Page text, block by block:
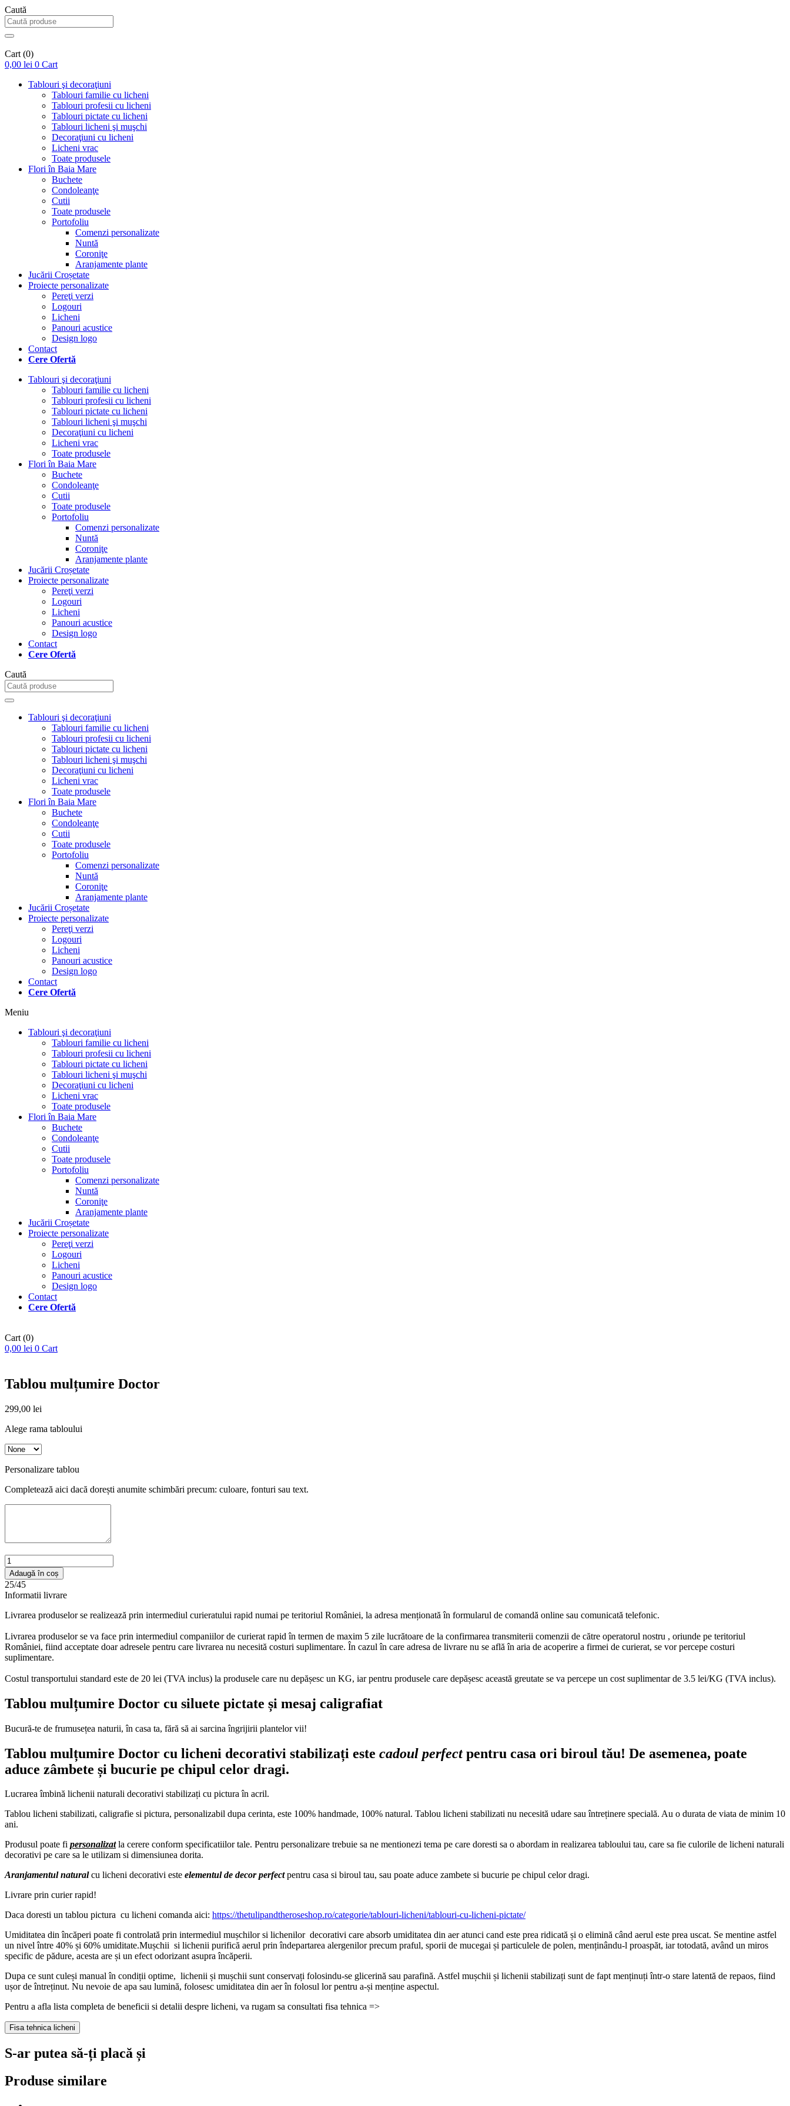
Caută
Cart (0)
0,00 lei 0 Cart
Tablouri şi decoraţiuni
Tablouri familie cu licheni
Tablouri profesii cu licheni
Tablouri pictate cu licheni
Tablouri licheni şi muşchi
Decoraţiuni cu licheni
Licheni vrac
Toate produsele
Flori în Baia Mare
Buchete
Condoleanţe
Cutii
Toate produsele
Portofoliu
Comenzi personalizate
Nuntă
Coroniţe
Aranjamente plante
Jucării Croșetate
Proiecte personalizate
Pereţi verzi
Logouri
Licheni
Panouri acustice
Design logo
Contact
Cere Ofertă
Tablouri şi decoraţiuni
Tablouri familie cu licheni
Tablouri profesii cu licheni
Tablouri pictate cu licheni
Tablouri licheni şi muşchi
Decoraţiuni cu licheni
Licheni vrac
Toate produsele
Flori în Baia Mare
Buchete
Condoleanţe
Cutii
Toate produsele
Portofoliu
Comenzi personalizate
Nuntă
Coroniţe
Aranjamente plante
Jucării Croșetate
Proiecte personalizate
Pereţi verzi
Logouri
Licheni
Panouri acustice
Design logo
Contact
Cere Ofertă
Caută
Tablouri şi decoraţiuni
Tablouri familie cu licheni
Tablouri profesii cu licheni
Tablouri pictate cu licheni
Tablouri licheni şi muşchi
Decoraţiuni cu licheni
Licheni vrac
Toate produsele
Flori în Baia Mare
Buchete
Condoleanţe
Cutii
Toate produsele
Portofoliu
Comenzi personalizate
Nuntă
Coroniţe
Aranjamente plante
Jucării Croșetate
Proiecte personalizate
Pereţi verzi
Logouri
Licheni
Panouri acustice
Design logo
Contact
Cere Ofertă
Meniu
Tablouri şi decoraţiuni
Tablouri familie cu licheni
Tablouri profesii cu licheni
Tablouri pictate cu licheni
Tablouri licheni şi muşchi
Decoraţiuni cu licheni
Licheni vrac
Toate produsele
Flori în Baia Mare
Buchete
Condoleanţe
Cutii
Toate produsele
Portofoliu
Comenzi personalizate
Nuntă
Coroniţe
Aranjamente plante
Jucării Croșetate
Proiecte personalizate
Pereţi verzi
Logouri
Licheni
Panouri acustice
Design logo
Contact
Cere Ofertă
Cart (0)
0,00 lei 0 Cart
Tablou mulțumire Doctor
299,00 lei
Alege rama tabloului
Personalizare tablou
Completează aici dacă dorești anumite schimbări precum: culoare, fonturi sau text.
Cantitate
Tablou
mulțumire
Doctor
Adaugă în coș
25/45
Informatii livrare
Livrarea produselor se realizează prin intermediul curieratului rapid numai pe teritoriul României, la adresa menționată în formularul de comandă online sau comunicată telefonic.
Livrarea produselor se va face prin intermediul companiilor de curierat rapid în termen de maxim 5 zile lucrătoare de la confirmarea transmiterii comenzii de către operatorul nostru , oriunde pe teritoriul
României, fiind acceptate doar adresele pentru care livrarea nu necesită costuri suplimentare. În cazul în care adresa de livrare nu se află în aria de acoperire a firmei de curierat, se vor percepe costuri
suplimentare.
Costul transportului standard este de 20 lei (TVA inclus) la produsele care nu depășesc un KG, iar pentru produsele care depășesc această greutate se va percepe un cost suplimentar de 3.5 lei/KG (TVA inclus).
Tablou mulțumire Doctor cu siluete pictate și mesaj caligrafiat
Bucură-te de frumusețea naturii, în casa ta, fără să ai sarcina îngrijirii plantelor vii!
Tablou mulțumire Doctor cu licheni decorativi stabilizați este cadoul perfectpentru casa ori biroul tău! De asemenea, poate
aduce zâmbete și bucurie pe chipul celor dragi.
Lucrarea îmbină lichenii naturali decorativi stabilizați cu pictura în acril.
Tablou licheni stabilizati, caligrafie si pictura, personalizabil dupa cerinta, este 100% handmade, 100% natural. Tablou licheni stabilizati nu necesită udare sau întreținere specială. Au o durata de viata de minim 10
ani.
Produsul poate fi personalizatla cerere conform specificatiilor tale. Pentru personalizare trebuie sa ne mentionezi tema pe care doresti sa o abordam in realizarea tabloului tau, care sa fie culorile de licheni naturali
decorativi pe care sa le utilizam si dimensiunea dorita.
Aranjamentul naturalcu licheni decorativi este elementul de decor perfectpentru casa si biroul tau, sau poate aduce zambete si bucurie pe chipul celor dragi.
Livrare prin curier rapid!
Daca doresti un tablou pictura cu licheni comanda aici: https://thetulipandtheroseshop.ro/categorie/tablouri-licheni/tablouri-cu-licheni-pictate/
Umiditatea din încăperi poate fi controlată prin intermediul mușchilor si lichenilor decorativi care absorb umiditatea din aer atunci cand este prea ridicată și o elimină când aerul este prea uscat. Se mentine astfel
un nivel între 40% și 60% umiditate.Mușchii si lichenii purifică aerul prin îndepartarea alergenilor precum praful, sporii de mucegai și particulele de polen, menținându-l proaspăt, iar totodată, având un miros
specific de pădure, acesta are și un efect odorizant asupra încăperii.
Dupa ce sunt culeși manual în condiții optime, lichenii și mușchii sunt conservați folosindu-se glicerină sau parafină. Astfel mușchii și lichenii stabilizați sunt de fapt menținuți într-o stare latentă de repaos, fiind
ușor de întreținut. Nu nevoie de apa sau lumină, folosesc umiditatea din aer în folosul lor pentru a-și menține aspectul.
Pentru a afla lista completa de beneficii si detalii despre licheni, va rugam sa consultati fisa tehnica =>
Fisa tehnica licheni
S-ar putea să-ți placă și
Produse similare